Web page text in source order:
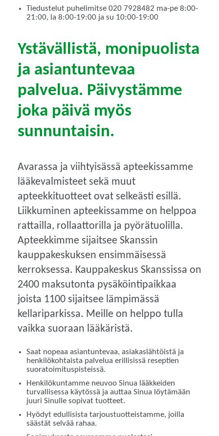
Tiedustelut puhelimitse 020 7928482 ma-pe 8:00-
21:00, la 8:00-19:00 ja su 10:00-19:00
Ystävällistä, monipuolista
ja asiantuntevaa
palvelua. Päivystämme
joka päivä myös
sunnuntaisin.
Avarassa ja viihtyisässä apteekissamme
lääkevalmisteet sekä muut
apteekkituotteet ovat selkeästi esillä.
Liikkuminen apteekissamme on helppoa
rattailla, rollaattorilla ja pyörätuolilla.
Apteekkimme sijaitsee Skanssin
kauppakeskuksen ensimmäisessä
kerroksessa. Kauppakeskus Skanssissa on
2400 maksutonta pysäköintipaikkaa
joista 1100 sijaitsee lämpimässä
kellariparkissa. Meille on helppo tulla
vaikka suoraan lääkäristä.
Saat nopeaa asiantuntevaa, asiakaslähtöistä ja
henkilökohtaista palvelua erillisissä reseptien
suoratoimituspisteissä.
Henkilökuntamme neuvoo Sinua lääkkeiden
turvallisessa käytössä ja auttaa Sinua löytämään
juuri Sinulle sopivat tuotteet.
Hyödyt edullisista tarjoustuotteistamme, joilla
säästät selvää rahaa.